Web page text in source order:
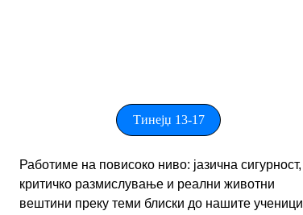
Работиме на повисоко ниво: јазична сигурност,
критичко размислување и реални животни
вештини преку теми блиски до нашите
Тинејџ 13-17